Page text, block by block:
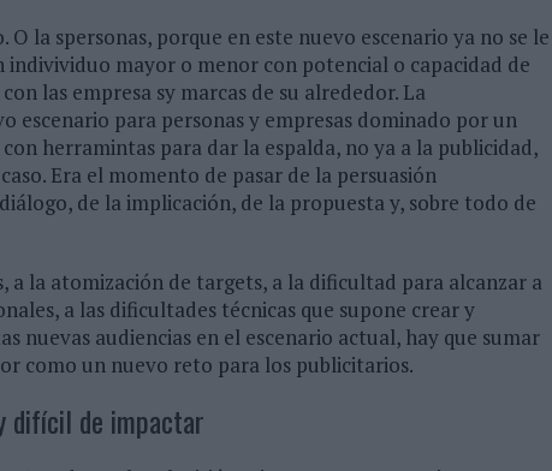
la spersonas, porque en este nuevo escenario ya no se le
mayor o menor con potencial o capacidad de
las empresa sy marcas de su alrededor. La
escenario para personas y empresas dominado por un
herramintas para dar la espalda, no ya a la publicidad,
Era el momento de pasar de la persuasión
de la implicación, de la propuesta y, sobre todo de
a la atomización de targets, a la dificultad para alcanzar a
a las dificultades técnicas que supone crear y
nuevas audiencias en el escenario actual, hay que sumar
como un nuevo reto para los publicitarios.
difícil de impactar